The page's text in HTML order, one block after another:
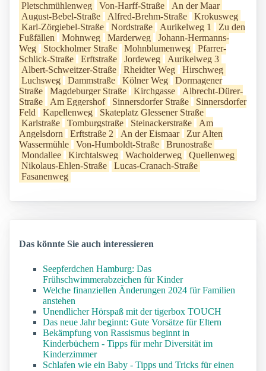
Pletschmühlenweg Von-Harff-Straße
An der Maar
August-Bebel-Straße
Alfred-Brehm-Straße
Krokusweg
Karl-Zörgiebel-Straße
Nordstraße Aurikelweg 1
Zu den
Fußfällen
Mohnweg Marderweg
Johann-Hermanns-
Weg
Stockholmer Straße Mohnblumenweg
Pfarrer-
Schlick-Straße
Erftstraße Jordeweg
Aurikelweg 3
Albert-Schweitzer-Straße
Rheidter Weg
Hirschweg
Luchsweg
Dammstraße Kölner Weg
Dormagener
Straße
Magdeburger Straße Kirchgasse
Albrecht-Dürer-
Straße
Am Eggershof Sinnersdorfer Straße
Sinnersdorfer
Feld
Kapellenweg
Skateplatz Glessener Straße
Karlstraße
Tomburgstraße Steinackerstraße
Am
Angelsdorn
Erftstraße 2 An der Eismaar
Zur Alten
Wassermühle
Von-Humboldt-Straße
Brunostraße
Mondallee
Kirchtalsweg Wacholderweg
Quellenweg
Nikolaus-Ehlen-Straße
Lucas-Cranach-Straße
Fasanenweg
Das könnte Sie auch interessieren
Seepferdchen Hamburg: Das
Frühschwimmerabzeichen für Kinder
Welche finanziellen Änderungen 2024 für Familien
anstehen
Unendlicher Hörspaß mit der tigerbox TOUCH
Das neue Jahr beginnt: Gute Vorsätze für Eltern
Bekämpfung von Rassismus beginnt in
Kinderbüchern - Tipps für mehr Diversität im
Kinderzimmer
Schlafen wie ein Baby - Tipps und Tricks für einen